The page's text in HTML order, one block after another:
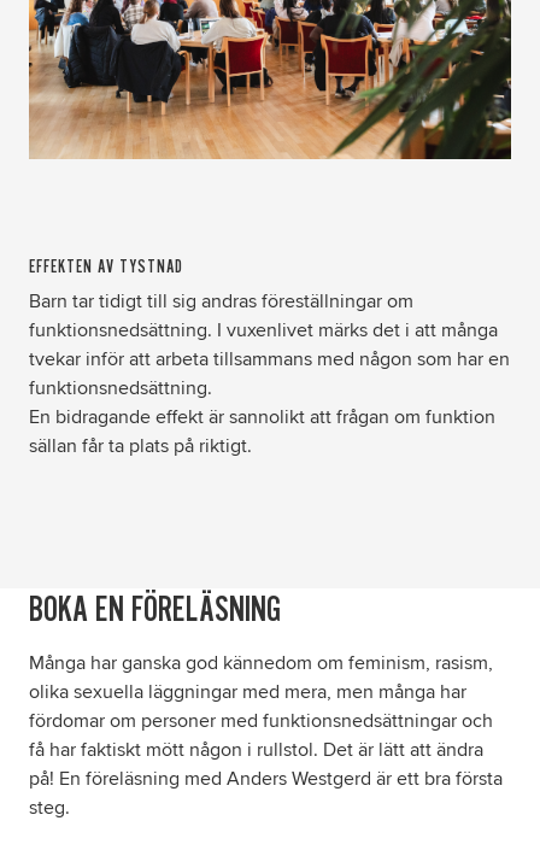
EFFEKTEN AV TYSTNAD
Barn tar tidigt till sig andras föreställningar om
funktionsnedsättning. I vuxenlivet märks det i att många
tvekar inför att arbeta tillsammans med någon som har en
funktionsnedsättning.
En bidragande effekt är sannolikt att frågan om funktion
sällan får ta plats på riktigt.
BOKA EN FÖRELÄSNING
Många har ganska god kännedom om feminism, rasism,
olika sexuella läggningar med mera, men många har
fördomar om personer med funktionsnedsättningar och
få har faktiskt mött någon i rullstol. Det är lätt att ändra
på! En föreläsning med Anders Westgerd är ett bra första
steg.